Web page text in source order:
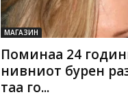
МАГАЗИН
Поминаа 24
нивниот бурен
таа го...